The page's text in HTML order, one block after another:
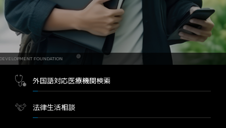
FOUNDATION
外国語対応医療機関検索
法律生活相談